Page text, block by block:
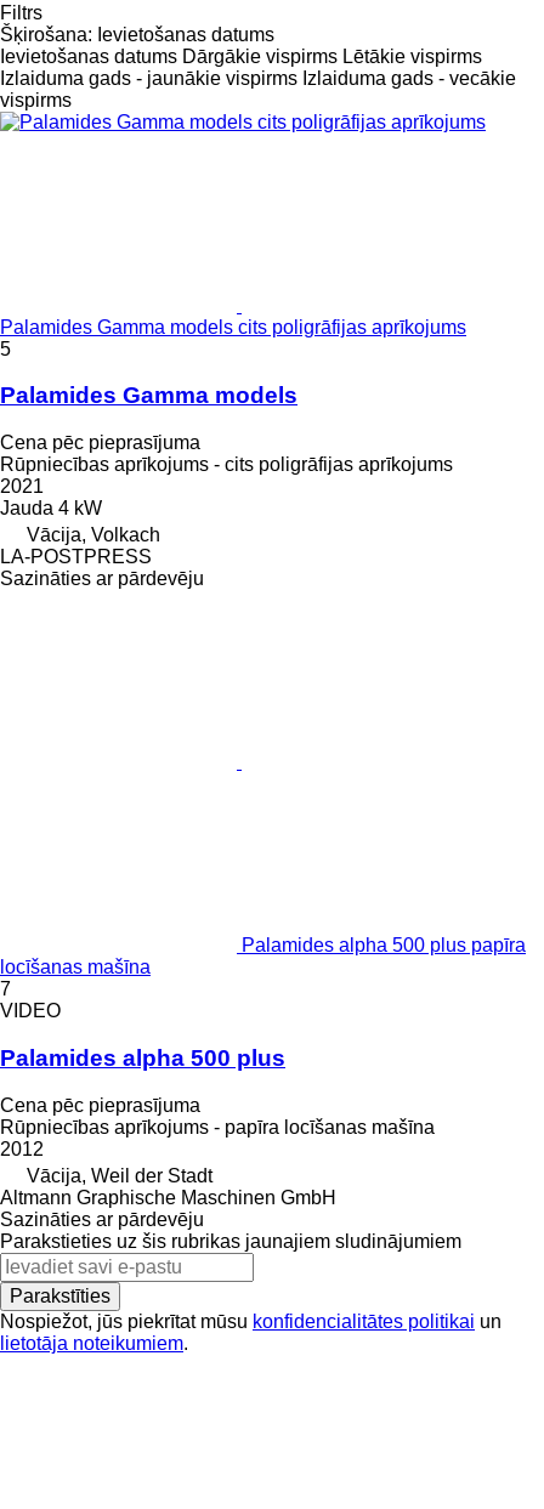
Filtrs
Šķirošana: Ievietošanas datums
Ievietošanas datums Dārgākie vispirms Lētākie vispirms
Izlaiduma gads - jaunākie vispirms Izlaiduma gads - vecākie
vispirms
Palamides Gamma models cits poligrāfijas aprīkojums
5
Palamides Gamma models
Cena pēc pieprasījuma
Rūpniecības aprīkojums - cits poligrāfijas aprīkojums
2021
Jauda 4 kW
Vācija, Volkach
LA-POSTPRESS
Sazināties ar pārdevēju
Palamides alpha 500 plus papīra
locīšanas mašīna
7
VIDEO
Palamides alpha 500 plus
Cena pēc pieprasījuma
Rūpniecības aprīkojums - papīra locīšanas mašīna
2012
Vācija, Weil der Stadt
Altmann Graphische Maschinen GmbH
Sazināties ar pārdevēju
Parakstieties uz šis rubrikas jaunajiem sludinājumiem
Parakstīties
Nospiežot, jūs piekrītat mūsu konfidencialitātes politikai un
lietotāja noteikumiem.